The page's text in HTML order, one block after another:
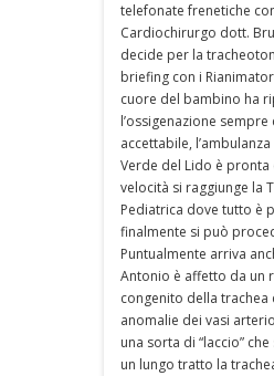
telefonate frenetiche
Cardiochirurgo dott.
decide per la
briefing con i
cuore del bambino ha
l’ossigenazione sempre
accettabile,
Verde del Lido è pronta
velocità si raggiunge la
Pediatrica dove tutto è
finalmente si può
Puntualmente arriva
Antonio è affetto da un
congenito della trachea
anomalie dei vasi
una sorta di “laccio”
un lungo tratto la